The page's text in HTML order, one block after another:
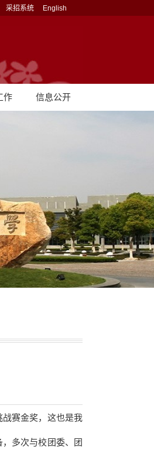
采招系统 English
作 信息公开
战赛金奖，这也是我
多次与校团委、团